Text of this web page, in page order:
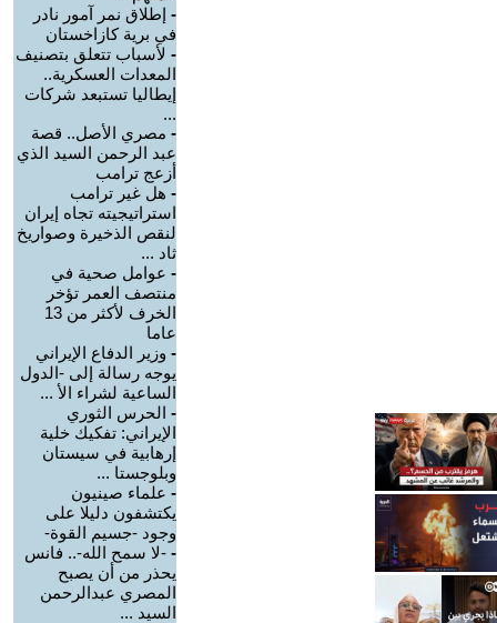
- إطلاق نمر آمور نادر
في برية كازاخستان
- لأسباب تتعلق بتصنيف
المعدات العسكرية..
إيطاليا تستبعد شركات
...
- مصري الأصل.. قصة
عبد الرحمن السيد الذي
أزعج ترامب
- هل غير ترامب
استراتيجيته تجاه إيران
لنقص الذخيرة وصواريخ
ثاد ...
- عوامل صحية في
منتصف العمر تؤخر
الخرف لأكثر من 13
عاما
- وزير الدفاع الإيراني
يوجه رسالة إلى -الدول
الساعية لشراء الأ ...
- الحرس الثوري
الإيراني: تفكيك خلية
إرهابية في سيستان
وبلوجستا ...
- علماء صينيون
يكتشفون دليلا على
وجود -جسيم القوة-
- -لا سمح الله-.. فانس
يحذر من أن يصبح
المصري عبدالرحمن
السيد ...